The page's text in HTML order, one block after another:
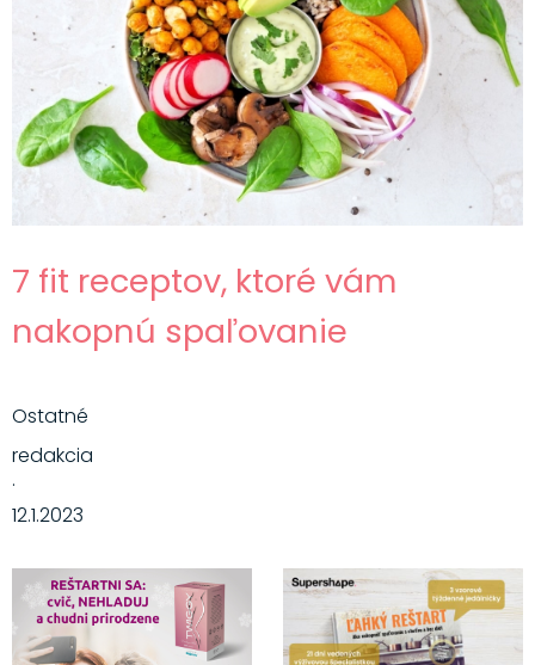
7 fit receptov, ktoré vám
nakopnú spaľovanie
Ostatné
redakcia
·
12.1.2023